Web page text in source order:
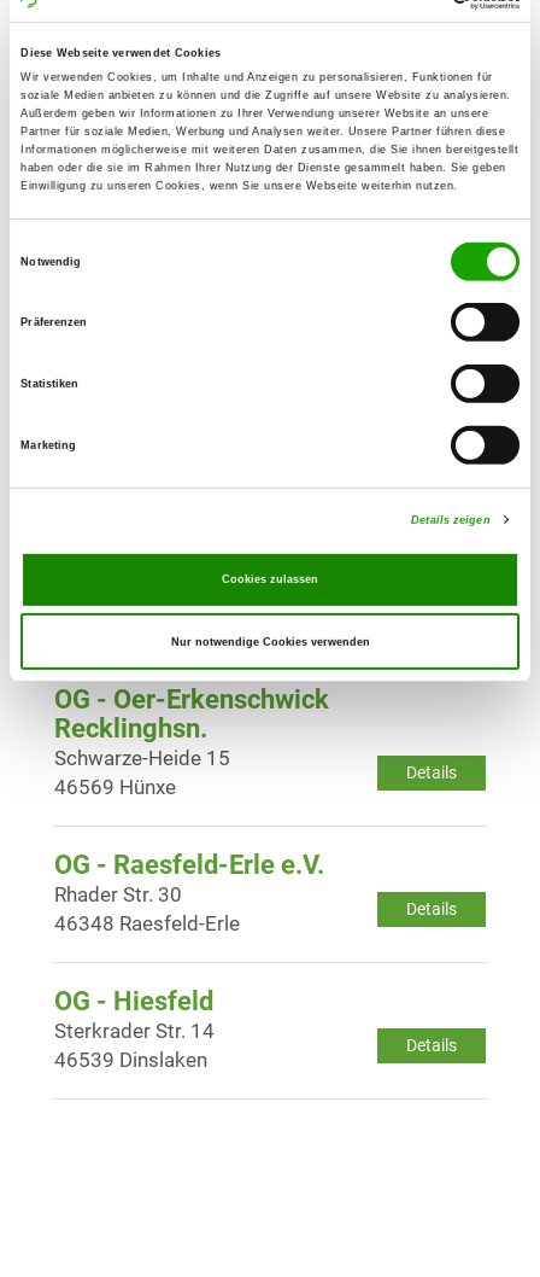
Diese Webseite verwendet Cookies
Wir verwenden Cookies, um Inhalte und Anzeigen zu personalisieren, Funktionen für
soziale Medien anbieten zu können und die Zugriffe auf unsere Website zu analysieren.
Außerdem geben wir Informationen zu Ihrer Verwendung unserer Website an unsere
Partner für soziale Medien, Werbung und Analysen weiter. Unsere Partner führen diese
Informationen möglicherweise mit weiteren Daten zusammen, die Sie ihnen bereitgestellt
haben oder die sie im Rahmen Ihrer Nutzung der Dienste gesammelt haben. Sie geben
Einwilligung zu unseren Cookies, wenn Sie unsere Webseite weiterhin nutzen.
Notwendig
Präferenzen
Statistiken
Marketing
Details zeigen
Cookies zulassen
Nur notwendige Cookies verwenden
OG - Sterkrade
Ernststraße
46147 Oberhausen
OG - Veen e.V.
Hockender Str. 5 A
Details
Friedrichstrasse 2
Kerskensweg 1
47179 Duisburg
OG - Xanten/Rhld.
Details
46509 Xanten
OG - Oer-Erkenschwick
Recklinghsn.
Details
Schwarze-Heide 15
46569 Hünxe
OG - Raesfeld-Erle e.V.
Details
Rhader Str. 30
46348 Raesfeld-Erle
OG - Hiesfeld
Details
Sterkrader Str. 14
46539 Dinslaken